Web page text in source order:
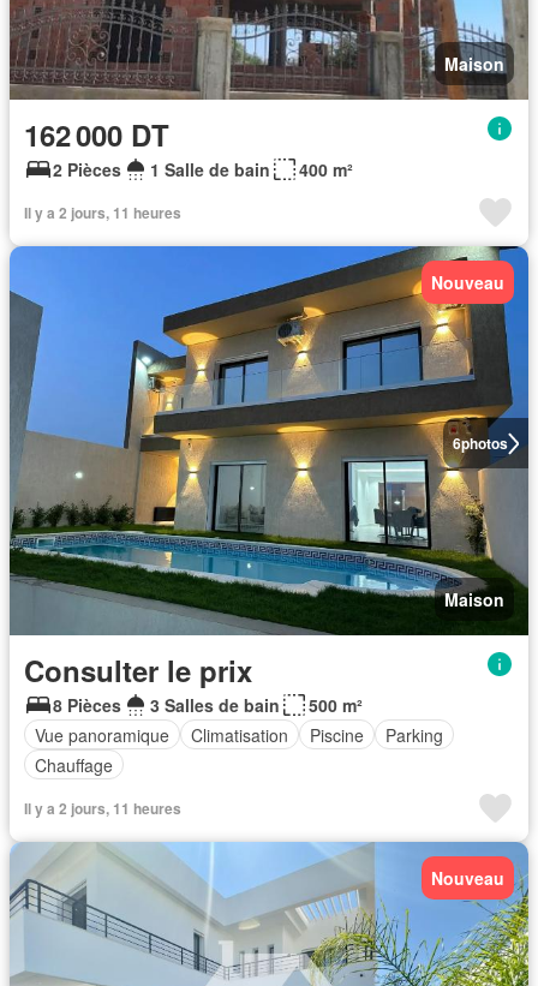
Maison
162 000 DT
2 Pièces 1 Salle de bain 400 m²
Il y a 2 jours, 11 heures
6photos
Nouveau
Maison
Consulter le prix
8 Pièces 3 Salles de bain
500 m²
Vue panoramique
Climatisation Piscine
Parking
Chauffage
Il y a 2 jours, 11 heures
Nouveau